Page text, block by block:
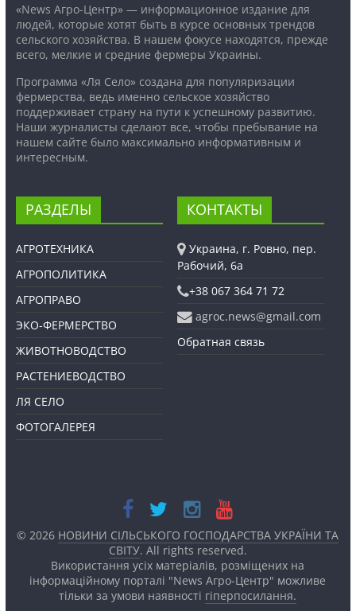
«News Агро-Центр» — информационное издание для
людей, которые хотят быть в курсе основных трендов
сельского хозяйства. В нашем фокусе находятся, прежде
всего, мелкие и средние фермеры Украины.
Программа «Ля Село» создана для популяризации
фермерства, ведь именно сельское хозяйство
поддерживает страну на пути к успешному развитию.
Наши журналисты сделают все, чтобы пребывание на
нашем сайте было максимально информативным и
интересным.
РАЗДЕЛЫ
АГРОТЕХНИКА
АГРОПОЛИТИКА
АГРОПРАВО
ЭКО-ФЕРМЕРСТВО
ЖИВОТНОВОДСТВО
РАСТЕНИЕВОДСТВО
ЛЯ СЕЛО
ФОТОГАЛЕРЕЯ
КОНТАКТЫ
Украина, г. Ровно, пер.
Рабочий, 6а
+38 067 364 71 72
agroc.news@gmail.com
Обратная связь
© 2026 НОВИНИ СІЛЬСЬКОГО ГОСПОДАРСТВА УКРАЇНИ ТА
СВІТУ. All rights reserved.
Використання усіх матеріалів, розміщених на
інформаційному порталі "News Агро-Центр" можливе
тільки за умови наявності гіперпосилання.